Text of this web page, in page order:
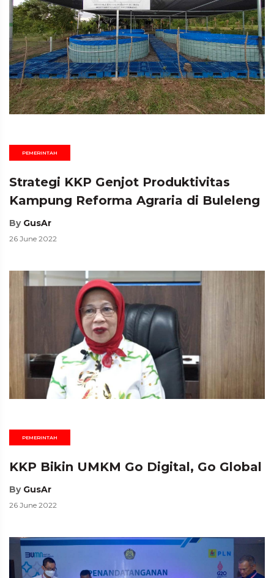
PEMERINTAH
Strategi KKP Genjot Produktivitas
Kampung Reforma Agraria di Buleleng
By GusAr
26 June 2022
PEMERINTAH
KKP Bikin UMKM Go Digital, Go Global
By GusAr
26 June 2022